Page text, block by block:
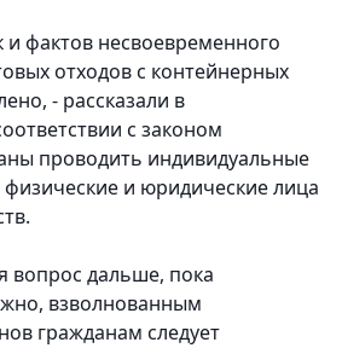
и фактов несвоевременного
отходов с контейнерных
- рассказали в
с законом
проводить индивидуальные
и юридические лица
вопрос дальше, пока
взволнованным
гражданам следует